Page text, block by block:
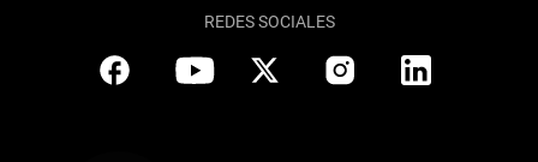
REDES SOCIALES